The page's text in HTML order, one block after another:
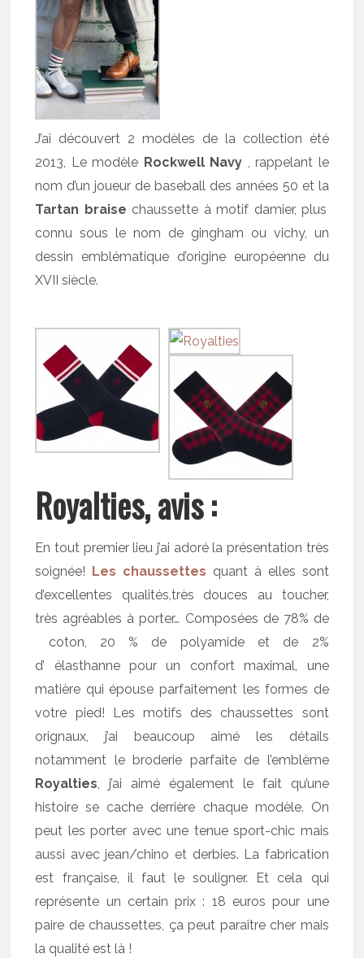
J’ai découvert 2 modèles de la collection été
2013, Le modèle Rockwell Navy , rappelant le
nom d’un joueur de baseball des années 50 et la
Tartan braise chaussette à motif damier, plus
connu sous le nom de gingham ou vichy, un
dessin emblématique d’origine européenne du
XVII siècle.
Royalties, avis :
En tout premier lieu j’ai adoré la présentation très
soignée!
Les chaussettes quant à elles sont
d’excellentes qualités,très douces au toucher,
très agréables à porter… Composées de 78% de
coton, 20 % de polyamide et de 2%
d’ élasthanne pour un confort maximal, une
matière qui épouse parfaitement les formes de
votre pied! Les motifs des chaussettes sont
orignaux, j’ai beaucoup aimé les détails
notamment le broderie parfaite de l’emblème
Royalties, j’ai aimé également le fait qu’une
histoire se cache derrière chaque modèle. On
peut les porter avec une tenue sport-chic mais
aussi avec jean/chino et derbies. La fabrication
est française, il faut le souligner. Et cela qui
représente un certain prix : 18 euros pour une
paire de chaussettes, ça peut paraître cher mais
la qualité est là !